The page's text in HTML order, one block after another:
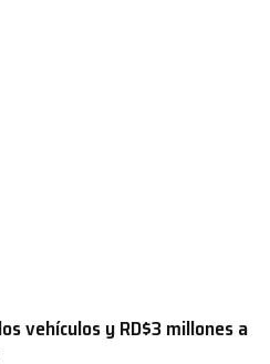
vehículos y RD$3 millones a